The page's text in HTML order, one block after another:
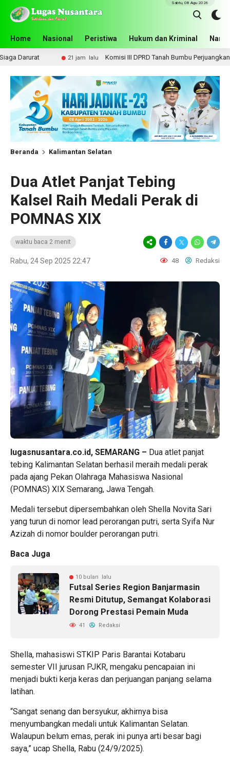
Home Nasional Peristiwa Hukum dan Kriminal
Sabtu, 08 Agu 2026
21 jam lalu Komisi III DPRD Tanah Bumbu Perjuangkan Lima
Beranda Kalimantan Selatan
Dua Atlet Panjat Tebing
Kalsel Raih Medali Perak di
POMNAS XIX
waktu baca 2 menit
Rabu, 24 Sep 2025 22:47 48 Redaksi
lugasnusantara.co.id, SEMARANG – Dua atlet panjat
tebing Kalimantan Selatan berhasil meraih medali perak
pada ajang Pekan Olahraga Mahasiswa Nasional
(POMNAS) XIX Semarang, Jawa Tengah.
Medali tersebut dipersembahkan oleh Shella Novita Sari
yang turun di nomor lead perorangan putri, serta Syifa Nur
Azizah di nomor boulder perorangan putri.
Baca Juga
10 bulan lalu
Futsal Series Region Banjarmasin
Resmi Ditutup, Semangat Kolaborasi
Dorong Prestasi Pemain Muda
41 Redaksi
Shella, mahasiswi STKIP Paris Barantai Kotabaru
semester VII jurusan PJKR, mengaku pencapaian ini
menjadi bukti kerja keras dan perjuangan panjang selama
latihan.
“Sangat senang dan bersyukur, akhirnya bisa
menyumbangkan medali untuk Kalimantan Selatan.
Walaupun belum emas, perak ini punya arti besar bagi
saya,” ucap Shella, Rabu (24/9/2025).